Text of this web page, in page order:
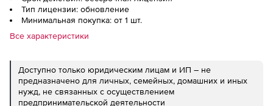
Тип лицензии: обновление
Минимальная покупка: от 1 шт.
Все характеристики
Доступно только юридическим лицам и ИП – не
предназначено для личных, семейных, домашних и иных
нужд, не связанных с осуществлением
предпринимательской деятельности